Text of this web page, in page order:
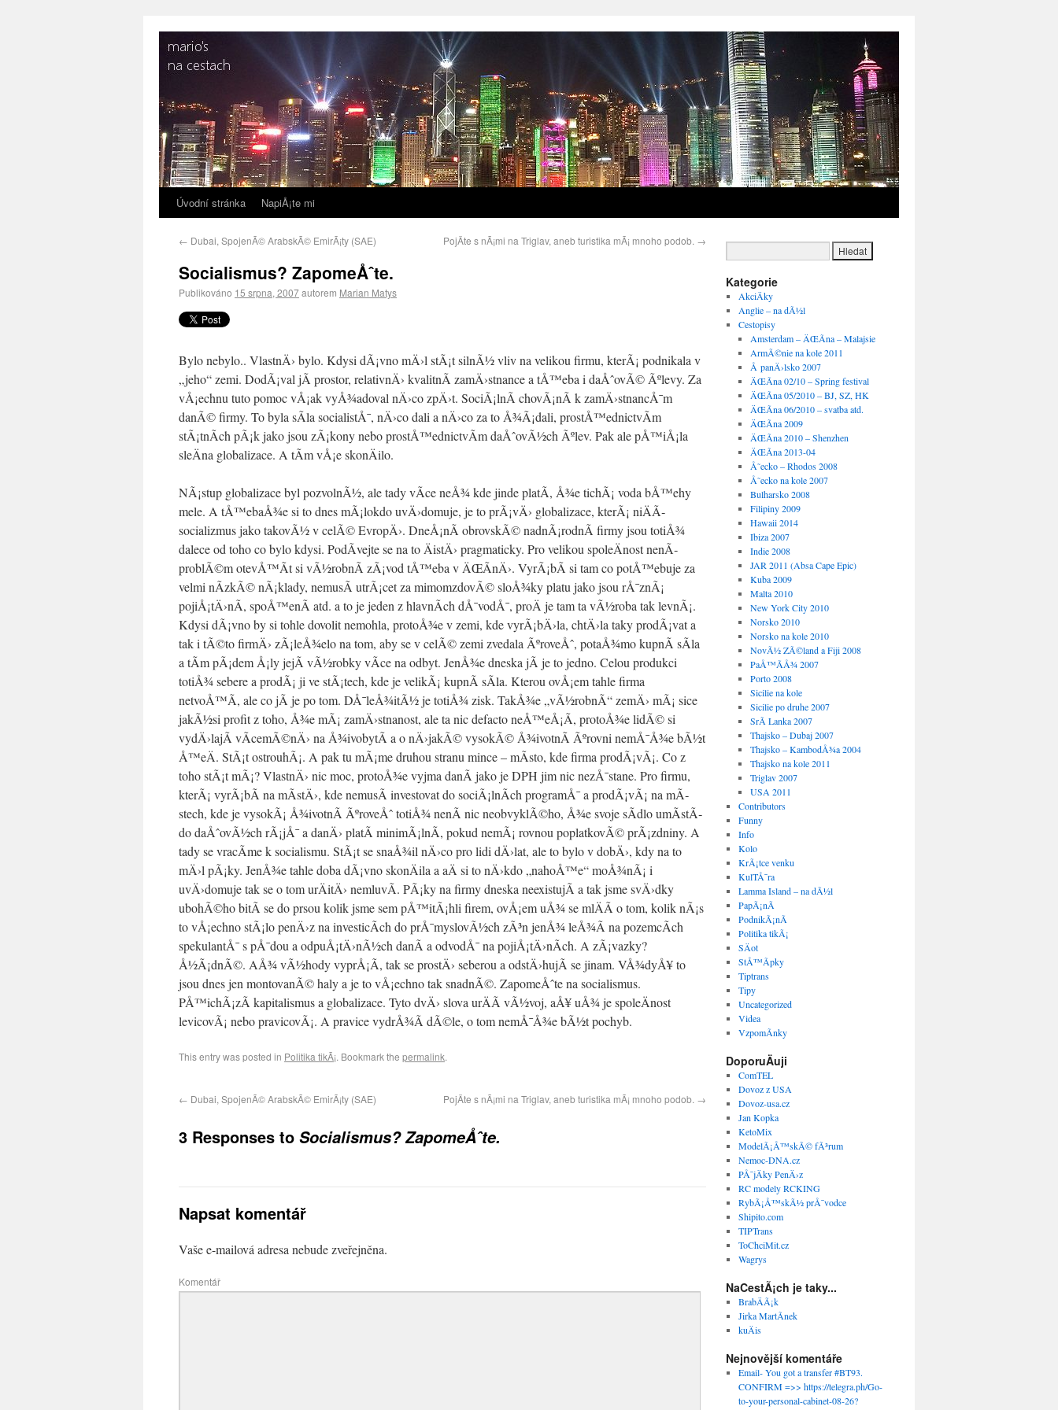
Úvodní stránka NapiÅ¡te mi
← Dubai, SpojenÃ© ArabskÃ© EmirÃ¡ty (SAE) PojÄte s nÃ¡mi na Triglav, aneb turistika mÃ¡ mnoho podob. →
Socialismus? ZapomeÅˆte.
Publikováno 15 srpna, 2007autorem Marian Matys
Bylo nebylo.. VlastnÄ› bylo. Kdysi dÃ¡vno mÄ›l stÃ¡t silnÃ½ vliv na velikou firmu, kterÃ¡ podnikala v
„jeho“ zemi. DodÃ¡val jÃ­ prostor, relativnÄ› kvalitnÃ­ zamÄ›stnance a tÅ™eba i daÅˆovÃ© Ãºlevy. Za
vÅ¡echnu tuto pomoc vÅ¡ak vyÅ¾adoval nÄ›co zpÄ›t. SociÃ¡lnÃ­ chovÃ¡nÃ­ k zamÄ›stnancÅ¯m
danÃ© firmy. To byla sÃ­la socialistÅ¯, nÄ›co dali a nÄ›co za to Å¾Ã¡dali, prostÅ™ednictvÃ­m
stÃ¡tnÃ­ch pÃ¡k jako jsou zÃ¡kony nebo prostÅ™ednictvÃ­m daÅˆovÃ½ch Ãºlev. Pak ale pÅ™iÅ¡la
sleÄna globalizace. A tÃ­m vÅ¡e skonÄilo.
NÃ¡stup globalizace byl pozvolnÃ½, ale tady vÃ­ce neÅ¾ kde jinde platÃ­, Å¾e tichÃ¡ voda bÅ™ehy
mele. A tÅ™ebaÅ¾e si to dnes mÃ¡lokdo uvÄ›domuje, je to prÃ¡vÄ› globalizace, kterÃ¡ niÄÃ­
socializmus jako takovÃ½ v celÃ© EvropÄ›. DneÅ¡nÃ­ obrovskÃ© nadnÃ¡rodnÃ­ firmy jsou totiÅ¾
dalece od toho co bylo kdysi. PodÃ­vejte se na to ÄistÄ› pragmaticky. Pro velikou spoleÄnost nenÃ­
problÃ©m otevÅ™Ã­t si vÃ½robnÃ­ zÃ¡vod tÅ™eba v ÄŒÃ­nÄ›. VyrÃ¡bÃ­ si tam co potÅ™ebuje za
velmi nÃ­zkÃ© nÃ¡klady, nemusÃ­ utrÃ¡cet za mimomzdovÃ© sloÅ¾ky platu jako jsou rÅ¯znÃ¡
pojiÅ¡tÄ›nÃ­, spoÅ™enÃ­ atd. a to je jeden z hlavnÃ­ch dÅ¯vodÅ¯, proÄ je tam ta vÃ½roba tak levnÃ¡.
Kdysi dÃ¡vno by si tohle dovolit nemohla, protoÅ¾e v zemi, kde vyrÃ¡bÄ›la, chtÄ›la taky prodÃ¡vat a
tak i tÃ©to firmÄ› zÃ¡leÅ¾elo na tom, aby se v celÃ© zemi zvedala ÃºroveÅˆ, potaÅ¾mo kupnÃ­ sÃ­la
a tÃ­m pÃ¡dem Å¡ly jejÃ­ vÃ½robky vÃ­ce na odbyt. JenÅ¾e dneska jÃ­ je to jedno. Celou produkci
totiÅ¾ sebere a prodÃ¡ ji ve stÃ¡tech, kde je velikÃ¡ kupnÃ­ sÃ­la. Kterou ovÅ¡em tahle firma
netvoÅ™Ã­, ale co jÃ­ je po tom. DÅ¯leÅ¾itÃ½ je totiÅ¾ zisk. TakÅ¾e „vÃ½robnÃ­“ zemÄ› mÃ¡ sice
jakÃ½si profit z toho, Å¾e mÃ¡ zamÄ›stnanost, ale ta nic defacto neÅ™eÅ¡Ã­, protoÅ¾e lidÃ© si
vydÄ›lajÃ­ vÃ­cemÃ©nÄ› na Å¾ivobytÃ­ a o nÄ›jakÃ© vysokÃ© Å¾ivotnÃ­ Ãºrovni nemÅ¯Å¾e bÃ½t
Å™eÄ. StÃ¡t ostrouhÃ¡. A pak tu mÃ¡me druhou stranu mince – mÃ­sto, kde firma prodÃ¡vÃ¡. Co z
toho stÃ¡t mÃ¡? VlastnÄ› nic moc, protoÅ¾e vyjma danÃ­ jako je DPH jim nic nezÅ¯stane. Pro firmu,
kterÃ¡ vyrÃ¡bÃ­ na mÃ­stÄ›, kde nemusÃ­ investovat do sociÃ¡lnÃ­ch programÅ¯ a prodÃ¡vÃ¡ na mÃ­
stech, kde je vysokÃ¡ Å¾ivotnÃ­ ÃºroveÅˆ totiÅ¾ nenÃ­ nic neobvyklÃ©ho, Å¾e svoje sÃ­dlo umÃ­stÃ­
do daÅˆovÃ½ch rÃ¡jÅ¯ a danÄ› platÃ­ minimÃ¡lnÃ­, pokud nemÃ¡ rovnou poplatkovÃ© prÃ¡zdniny. A
tady se vracÃ­me k socialismu. StÃ¡t se snaÅ¾il nÄ›co pro lidi dÄ›lat, ale to bylo v dobÄ›, kdy na to
mÄ›l pÃ¡ky. JenÅ¾e tahle doba dÃ¡vno skonÄila a aÄ si to nÄ›kdo „nahoÅ™e“ moÅ¾nÃ¡ i
uvÄ›domuje tak se o tom urÄitÄ› nemluvÃ­. PÃ¡ky na firmy dneska neexistujÃ­ a tak jsme svÄ›dky
ubohÃ©ho bitÃ­ se do prsou kolik jsme sem pÅ™itÃ¡hli firem, ovÅ¡em uÅ¾ se mlÄÃ­ o tom, kolik nÃ¡s
to vÅ¡echno stÃ¡lo penÄ›z na investicÃ­ch do prÅ¯myslovÃ½ch zÃ³n jenÅ¾ leÅ¾Ã­ na pozemcÃ­ch
spekulantÅ¯ s pÅ¯dou a odpuÅ¡tÄ›nÃ½ch danÃ­ a odvodÅ¯ na pojiÅ¡tÄ›nÃ­ch. A zÃ¡vazky?
Å½Ã¡dnÃ©. AÅ¾ vÃ½hody vyprÅ¡Ã­, tak se prostÄ› seberou a odstÄ›hujÃ­ se jinam. VÅ¾dyÅ¥ to
jsou dnes jen montovanÃ© haly a je to vÅ¡echno tak snadnÃ©. ZapomeÅˆte na socialismus.
PÅ™ichÃ¡zÃ­ kapitalismus a globalizace. Tyto dvÄ› slova urÄÃ­ vÃ½voj, aÅ¥ uÅ¾ je spoleÄnost
levicovÃ¡ nebo pravicovÃ¡. A pravice vydrÅ¾Ã­ dÃ©le, o tom nemÅ¯Å¾e bÃ½t pochyb.
This entry was posted in Politika tikÃ¡. Bookmark the permalink.
← Dubai, SpojenÃ© ArabskÃ© EmirÃ¡ty (SAE) PojÄte s nÃ¡mi na Triglav, aneb turistika mÃ¡ mnoho podob. →
3 Responses to Socialismus? ZapomeÅˆte.
Napsat komentář
Vaše e-mailová adresa nebude zveřejněna.
Komentář
Kategorie
AkciÄky
Anglie – na dÃ½l
Cestopisy
Amsterdam – ÄŒÃ­na – Malajsie
ArmÃ©nie na kole 2011
Å panÄ›lsko 2007
ÄŒÃ­na 02/10 – Spring festival
ÄŒÃ­na 05/2010 – BJ, SZ, HK
ÄŒÃ­na 06/2010 – svatba atd.
ÄŒÃ­na 2009
ÄŒÃ­na 2010 – Shenzhen
ÄŒÃ­na 2013-04
Å˜ecko – Rhodos 2008
Å˜ecko na kole 2007
Bulharsko 2008
Filipiny 2009
Hawaii 2014
Ibiza 2007
Indie 2008
JAR 2011 (Absa Cape Epic)
Kuba 2009
Malta 2010
New York City 2010
Norsko 2010
Norsko na kole 2010
NovÃ½ ZÃ©land a Fiji 2008
PaÅ™Ã­Å¾ 2007
Porto 2008
Sicilie na kole
Sicilie po druhe 2007
SrÃ­ Lanka 2007
Thajsko – Dubaj 2007
Thajsko – KambodÅ¾a 2004
Thajsko na kole 2011
Triglav 2007
USA 2011
Contributors
Funny
Info
Kolo
KrÃ¡tce venku
KulTÅ¯ra
Lamma Island – na dÃ½l
PapÃ¡nÃ­
PodnikÃ¡nÃ­
Politika tikÃ¡
SÄot
StÅ™Ã­pky
Tiptrans
Tipy
Uncategorized
Videa
VzpomÃ­nky
DoporuÄuji
ComTEL
Dovoz z USA
Dovoz-usa.cz
Jan Kopka
KetoMix
ModelÃ¡Å™skÃ© fÃ³rum
Nemoc-DNA.cz
PÅ¯jÄky PenÄ›z
RC modely RCKING
RybÃ¡Å™skÃ½ prÅ¯vodce
Shipito.com
TIPTrans
ToChciMit.cz
Wagrys
NaCestÃ¡ch je taky...
BrabÄÃ¡k
Jirka MartÃ­nek
kuÄis
Nejnovější komentáře
Email- You got a transfer #BT93.
CONFIRM =>> https://telegra.ph/Go-
to-your-personal-cabinet-08-26?